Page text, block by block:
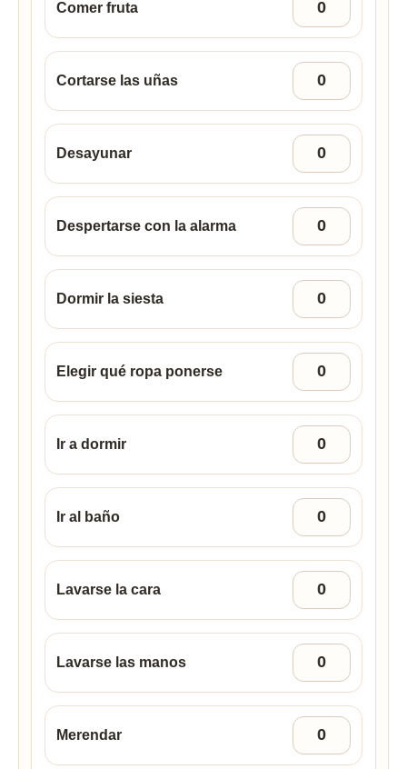
Comer fruta
Cortarse las uñas
Desayunar
Despertarse con la alarma
Dormir la siesta
Elegir qué ropa ponerse
Ir a dormir
Ir al baño
Lavarse la cara
Lavarse las manos
Merendar